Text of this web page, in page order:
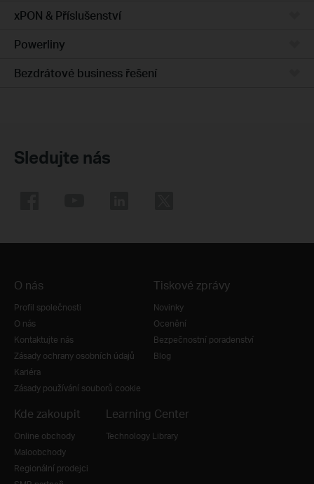
xPON & Příslušenství
Powerliny
Bezdrátové business řešení
Sledujte nás
O nás
Profil společnosti
O nás
Kontaktujte nás
Zásady ochrany osobních údajů
Kariéra
Zásady používání souborů cookie
Tiskové zprávy
Novinky
Ocenění
Bezpečnostní poradenství
Blog
Kde zakoupit
Online obchody
Maloobchody
Regionální prodejci
Learning Center
Technology Library